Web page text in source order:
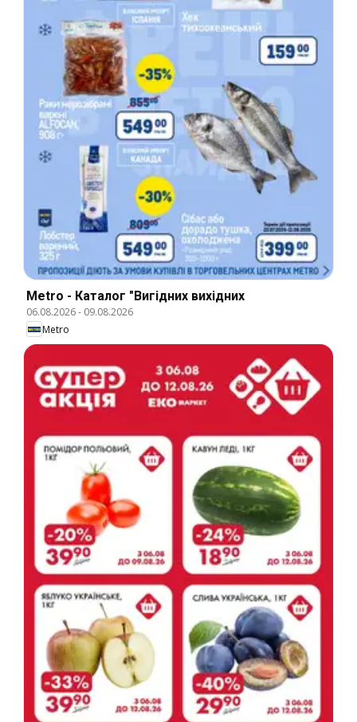
Metro - Каталог "Вигідних вихідних
06.08.2026- 09.08.2026
Metro